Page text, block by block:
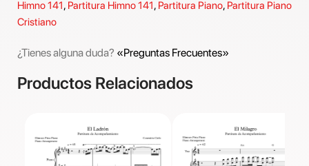
Himno 141, Partitura Himno 141, Partitura Piano, Partitura Piano
Cristiano
¿Tienes alguna duda? «Preguntas Frecuentes»
Productos Relacionados